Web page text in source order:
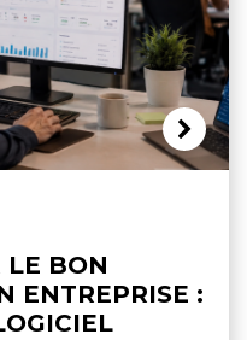
LE BON
ENTREPRISE :